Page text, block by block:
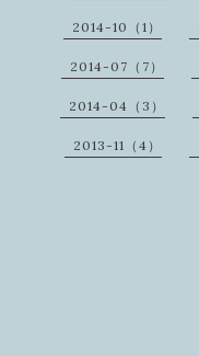
2014-10（1）
2014-07（7）
2014-04（3）
2013-11（4）